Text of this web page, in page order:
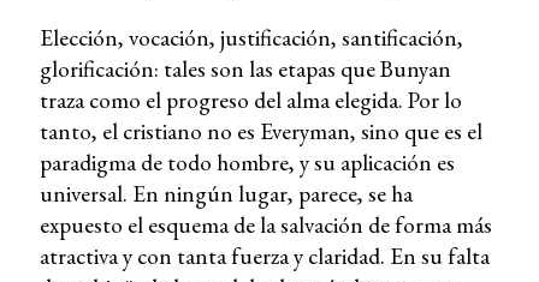
Elección, vocación, justificación, santificación,
glorificación: tales son las etapas que Bunyan
traza como el progreso del alma elegida. Por lo
tanto, el cristiano no es Everyman, sino que es el
paradigma de todo hombre, y su aplicación es
universal. En ningún lugar, parece, se ha
expuesto el esquema de la salvación de forma más
atractiva y con tanta fuerza y claridad. En su falta